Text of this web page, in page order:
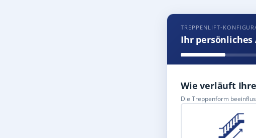
TREPPENLIFT-
Ihr persönliches
Wie verläuft
Die Treppenform